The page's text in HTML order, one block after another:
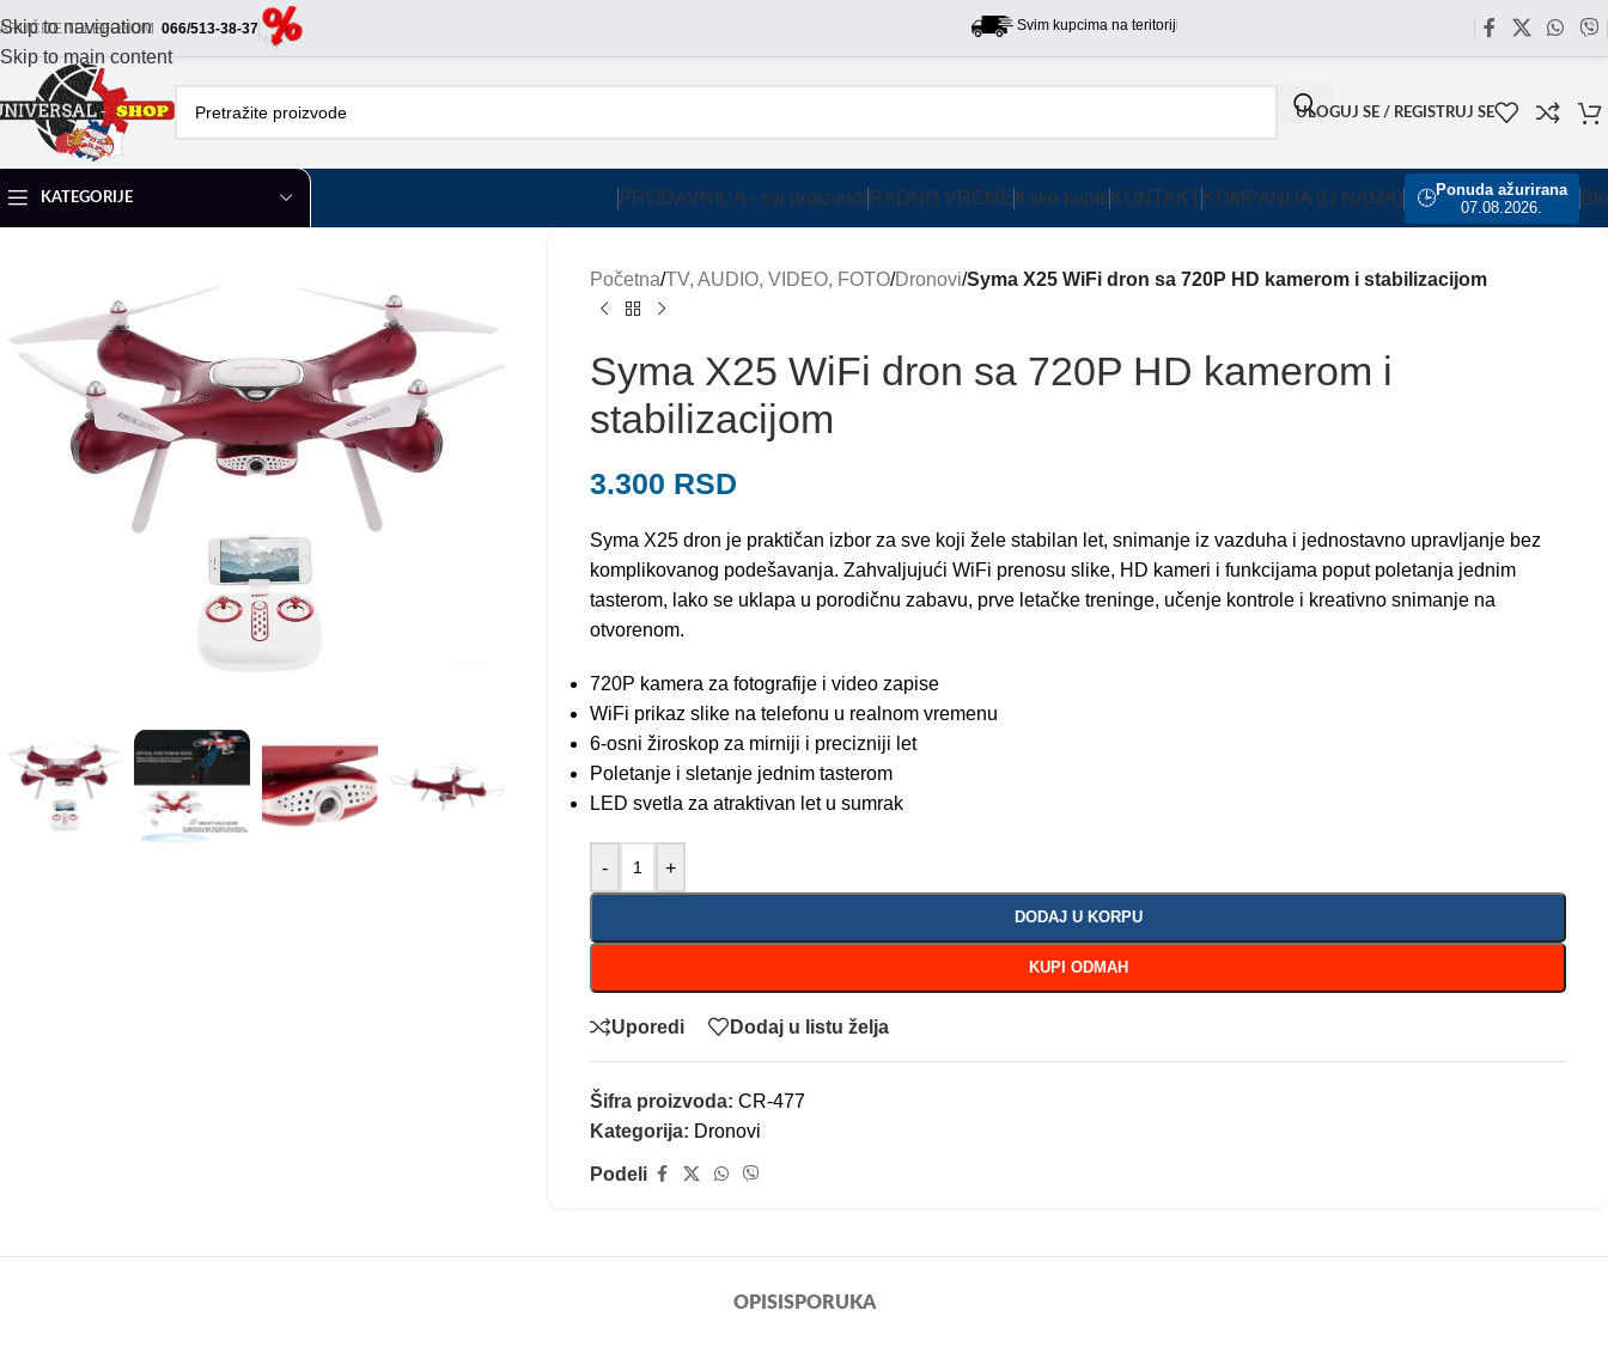
Skip to navigation
Skip to main content
TELEFONOM 066/513-38-37 Svim kupcima na teritoriji Srbije omogućili smo besplatnu dostavu za sve porudžbine sa našeg
ULOGUJ SE / REGISTRUJ SE
KATEGORIJE PRODAVNICA - svi proizvodi RADNO VREME Kako kupiti KONTAKT KOMPANIJA (O NAMA) 🕒Ponuda ažurirana
07.08.2026.
Početna/TV, AUDIO, VIDEO, FOTO/Dronovi/Syma X25 WiFi dron sa 720P HD kamerom i stabilizacijom
Syma X25 WiFi dron sa 720P HD kamerom i
stabilizacijom
3.300 RSD
Syma X25 dron je praktičan izbor za sve koji žele stabilan let, snimanje iz vazduha i jednostavno upravljanje bez
komplikovanog podešavanja. Zahvaljujući WiFi prenosu slike, HD kameri i funkcijama poput poletanja jednim
tasterom, lako se uklapa u porodičnu zabavu, prve letačke treninge, učenje kontrole i kreativno snimanje na
otvorenom.
720P kamera za fotografije i video zapise
WiFi prikaz slike na telefonu u realnom vremenu
6-osni žiroskop za mirniji i precizniji let
Poletanje i sletanje jednim tasterom
LED svetla za atraktivan let u sumrak
- +
DODAJ U KORPU
KUPI ODMAH
Uporedi Dodaj u listu želja
Šifra proizvoda: CR-477
Kategorija: Dronovi
Podeli
OPISISPORUKA